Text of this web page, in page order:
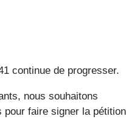
continue de progresser.
nous souhaitons
faire signer la pétition